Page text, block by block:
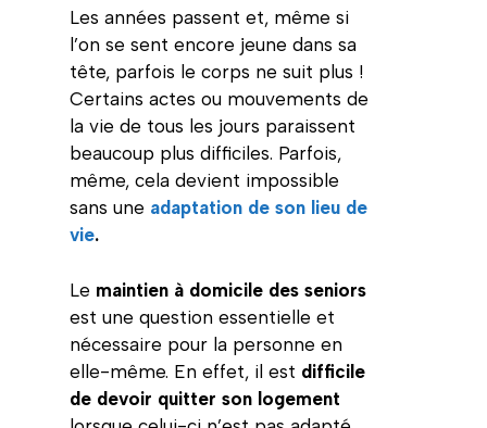
Les années passent et, même si
l’on se sent encore jeune dans sa
tête, parfois le corps ne suit plus !
Certains actes ou mouvements de
la vie de tous les jours paraissent
beaucoup plus difficiles. Parfois,
même, cela devient impossible
sans une adaptation de son lieu de
vie.
Le maintien à domicile des seniors
est une question essentielle et
nécessaire pour la personne en
elle-même. En effet, il est difficile
de devoir quitter son logement